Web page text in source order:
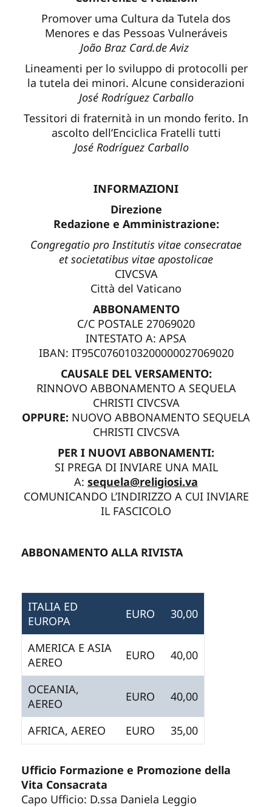
Promover uma Cultura da Tutela dos
Menores e das Pessoas Vulneráveis
João Braz Card.de Aviz
Lineamenti per lo sviluppo di protocolli per
la tutela dei minori. Alcune considerazioni
José Rodríguez Carballo
Tessitori di fraternità in un mondo ferito. In
ascolto dell’Enciclica Fratelli tutti
José Rodríguez Carballo
INFORMAZIONI
Direzione
Redazione e Amministrazione:
Congregatio pro Institutis vitae consecratae
et societatibus vitae apostolicae
CIVCSVA
Città del Vaticano
ABBONAMENTO
C/C POSTALE 27069020
INTESTATO A: APSA
IBAN: IT95C0760103200000027069020
CAUSALE DEL VERSAMENTO:
RINNOVO ABBONAMENTO A SEQUELA
CHRISTI CIVCSVA
OPPURE: NUOVO ABBONAMENTO SEQUELA
CHRISTI CIVCSVA
PER I NUOVI ABBONAMENTI:
SI PREGA DI INVIARE UNA MAIL
A: sequela@religiosi.va
COMUNICANDO L’INDIRIZZO A CUI INVIARE
IL FASCICOLO
ABBONAMENTO ALLA RIVISTA
ITALIA ED
EUROPA
EURO 30,00
AMERICA E ASIA
AEREO
EURO 40,00
OCEANIA,
AEREO
EURO 40,00
AFRICA, AEREO EURO 35,00
Ufficio Formazione e Promozione della
Vita Consacrata
Capo Ufficio: D.ssa Daniela Leggio